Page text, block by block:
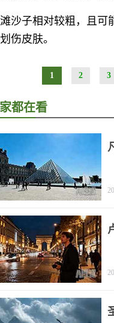
沙子相对较粗，且
伤皮肤。
1 2 3
都在看